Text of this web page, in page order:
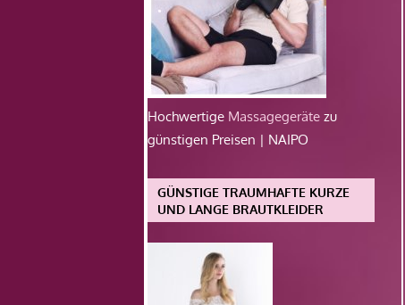
Hochwertige Massagegeräte zu
günstigen Preisen | NAIPO
GÜNSTIGE TRAUMHAFTE KURZE
UND LANGE BRAUTKLEIDER